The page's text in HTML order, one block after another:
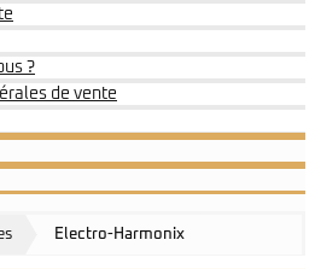
?
de vente
Electro-Harmonix